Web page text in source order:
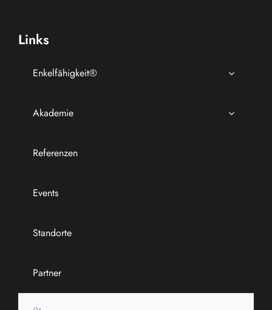
Links
Enkelfähigkeit®
Akademie
Referenzen
Events
Standorte
Partner